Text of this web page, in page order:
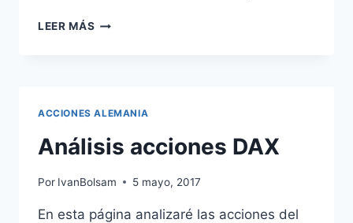
LEER MÁS 2018.05.07
ACCIONES ALEMANIA
Análisis acciones DAX
Por IvanBolsam 5 mayo, 2017
En esta página analizaré las acciones del